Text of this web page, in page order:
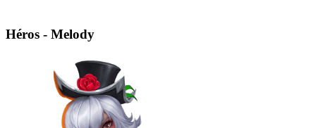
Héros - Melody